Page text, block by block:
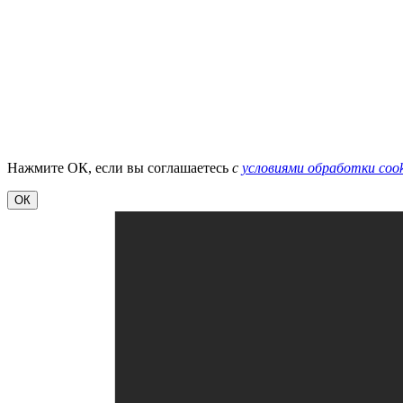
Нажмите ОК, если вы соглашаетесь с условиями обработки
ОК